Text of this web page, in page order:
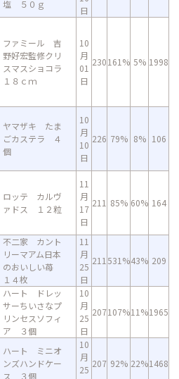
塩 ５０ｇ
日
ファミール 吉
野好宏監修クリ
スマスショコラ
１８ｃｍ
10
月
01
日
230161% 5% 1998
ヤマザキ たま
ごカステラ ４
個
10
月
10
日
226 79% 8% 106
ロッテ カルヴ
ァドス １２粒
11
月
17
日
211 85% 60% 164
不二家 カント
リーマアム日本
のおいしい苺
１４枚
11
月
25
日
211 531%43% 209
ハート ドレッ
サーちいさなプ
リンセスソフィ
ア ３個
10
月
25
日
207107%11%1965
ハート ミニオ
ンズハンドケー
ス ３個
10
月
25
207 92% 22%1468